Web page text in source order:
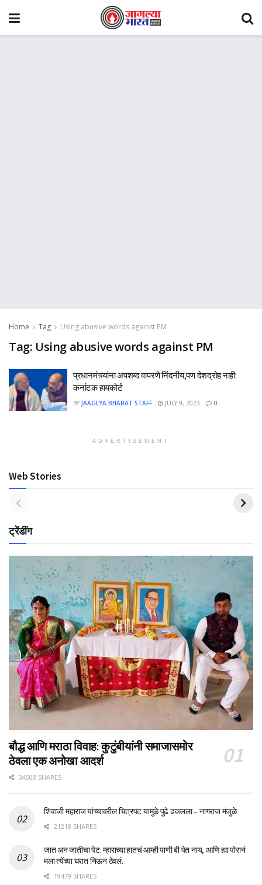
Home Tag Using abusive words against PM
Tag: Using abusive words against PM
प्रधानमंत्र्यांना अपशब्द वापरणे निंदनीय,पण देशद्रोह नाही:
कर्नाटक हायकोर्ट
BY JAAGLYA BHARAT STAFF JULY 9, 2023 0
ADVERTISEMENT
Web Stories
ट्रेंडींग
बौद्ध आणि मराठा विवाह: कुटुंबीयांनी समाजासमोर
ठेवला एक अनोखा आदर्श
34508 SHARES
शिवाजी महाराज यांच्यावरील चित्रपट यामुळे पुढे ढकलला – नागराज मंजुळे
21218 SHARES
जात अन जातीचा पेट: म्हाराच्या हातचं आम्ही पाणी बी पेत नाय, आणि ह्या पोरानं
मला त्येंच्या घरात निऊन ठेवलं.
19479 SHARES